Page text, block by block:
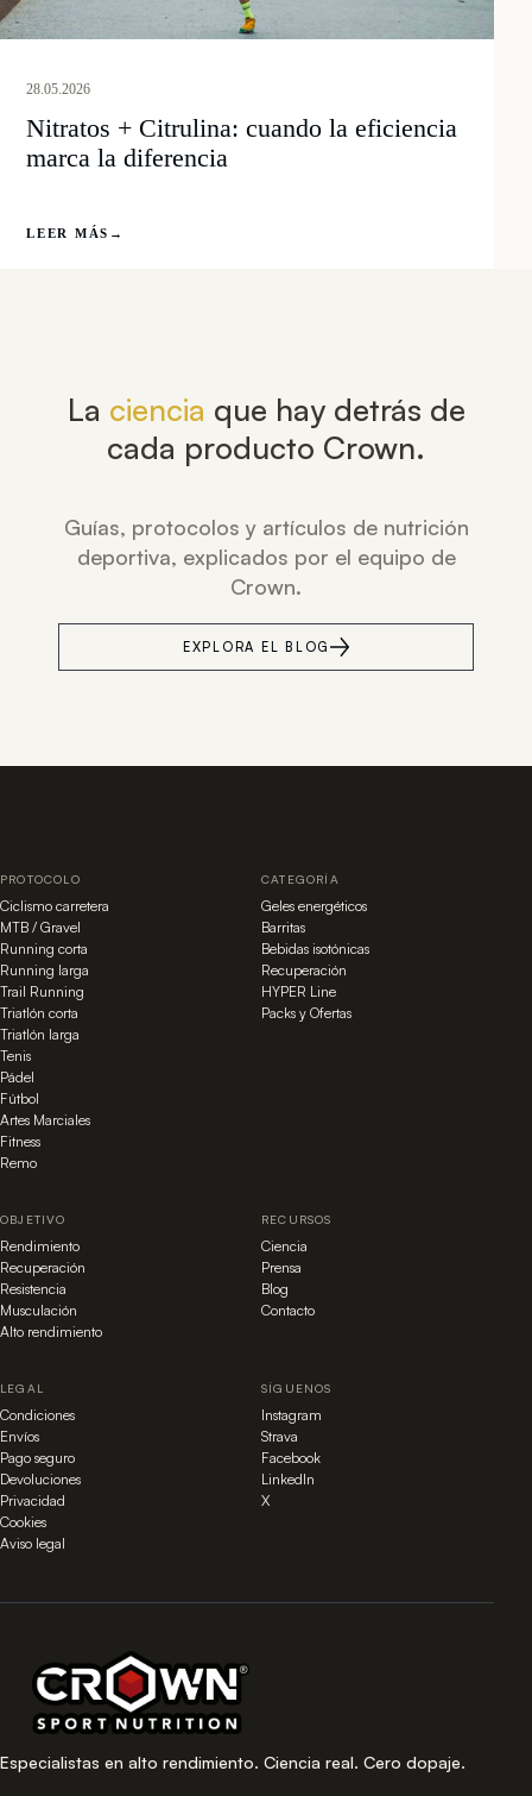
28.05.2026
Nitratos + Citrulina: cuando la eficiencia
marca la diferencia
LEER MÁS →
La ciencia que hay detrás de
cada producto Crown.
Guías, protocolos y artículos de nutrición
deportiva, explicados por el equipo de
Crown.
EXPLORA EL BLOG
PROTOCOLO
Ciclismo carretera
MTB / Gravel
Running corta
Running larga
Trail Running
Triatlón corta
Triatlón larga
Tenis
Pádel
Fútbol
Artes Marciales
Fitness
Remo
CATEGORÍA
Geles energéticos
Barritas
Bebidas isotónicas
Recuperación
HYPER Line
Packs y Ofertas
OBJETIVO
Rendimiento
Recuperación
Resistencia
Musculación
Alto rendimiento
RECURSOS
Ciencia
Prensa
Blog
Contacto
LEGAL
Condiciones
Envíos
Pago seguro
Devoluciones
Privacidad
Cookies
Aviso legal
SÍGUENOS
Instagram
Strava
Facebook
LinkedIn
X
Especialistas en alto rendimiento. Ciencia real. Cero dopaje.